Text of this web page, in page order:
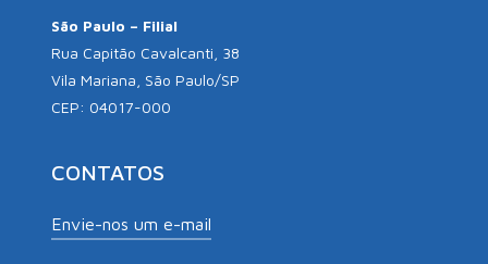
São Paulo – Filial
Rua Capitão Cavalcanti, 38
Vila Mariana, São Paulo/SP
CEP: 04017-000
CONTATOS
Envie-nos um e-mail